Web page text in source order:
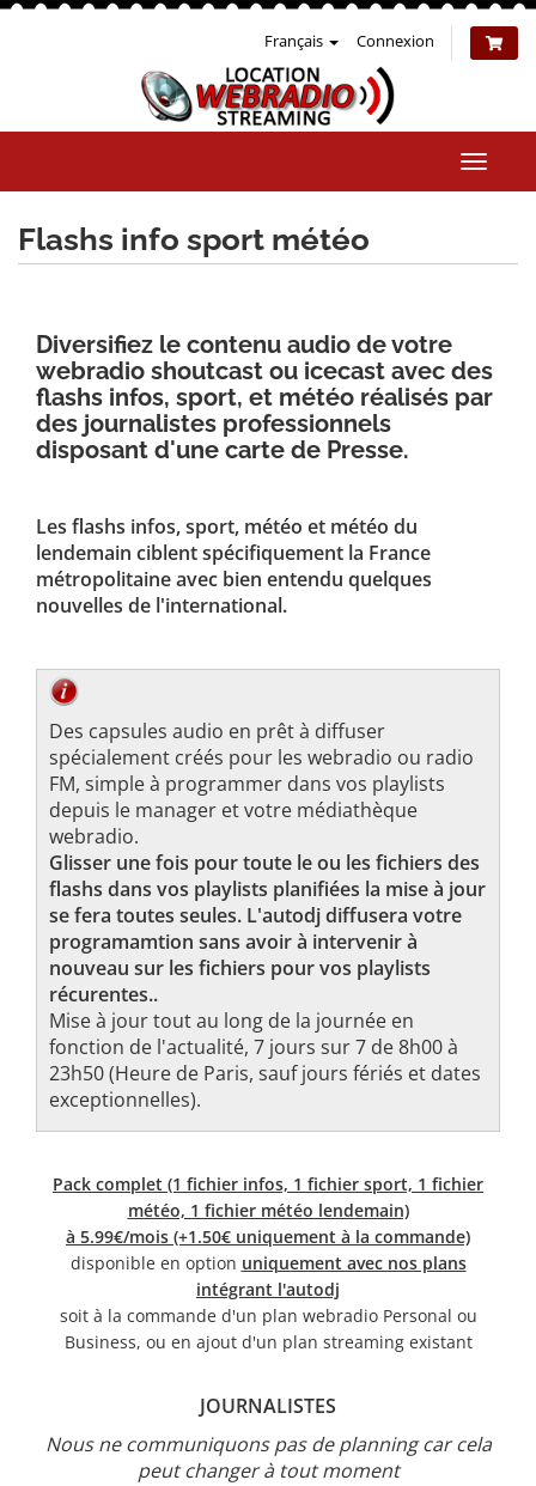
Français Connexion
la
Flashs info sport météo
Diversifiez le contenu audio de votre
webradio shoutcast ou icecast avec des
flashs infos, sport, et météo réalisés par
des journalistes professionnels
disposant d'une carte de Presse.
Les flashs infos, sport, météo et météo du
lendemain ciblent spécifiquement la France
métropolitaine avec bien entendu quelques
nouvelles de l'international.
Des capsules audio en prêt à diffuser
spécialement créés pour les webradio ou radio
FM, simple à programmer dans vos playlists
depuis le manager et votre médiathèque
webradio.
Glisser une fois pour toute le ou les fichiers des
flashs dans vos playlists planifiées la mise à jour
se fera toutes seules. L'autodj diffusera votre
programamtion sans avoir à intervenir à
nouveau sur les fichiers pour vos playlists
récurentes..
Mise à jour tout au long de la journée en
fonction de l'actualité, 7 jours sur 7 de 8h00 à
23h50 (Heure de Paris, sauf jours fériés et dates
exceptionnelles).
Pack complet (1 fichier infos, 1 fichier sport, 1 fichier
météo, 1 fichier météo lendemain)
à 5.99€/mois (+1.50€ uniquement à la commande)
disponible en option uniquement avec nos plans
intégrant l'autodj
soit à la commande d'un plan webradio Personal ou
Business, ou en ajout d'un plan streaming existant
JOURNALISTES
Nous ne communiquons pas de planning car cela
peut changer à tout moment